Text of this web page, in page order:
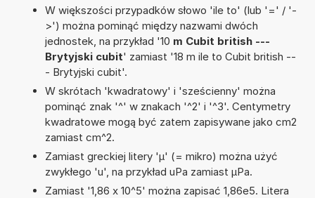
W większości przypadków słowo 'ile to' (lub '=' / '-
>') można pominąć między nazwami dwóch
jednostek, na przykład '10 m Cubit british ---
Brytyjski cubit' zamiast '18 m ile to Cubit british --
- Brytyjski cubit'.
W skrótach 'kwadratowy' i 'sześcienny' można
pominąć znak '^' w znakach '^2' i '^3'. Centymetry
kwadratowe mogą być zatem zapisywane jako cm2
zamiast cm^2.
Zamiast greckiej litery 'µ' (= mikro) można użyć
zwykłego 'u', na przykład uPa zamiast µPa.
Zamiast '1,86 x 10^5' można zapisać 1,86e5. Litera